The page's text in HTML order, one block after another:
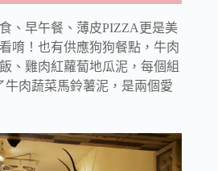
、早午餐、薄皮PIZZA更是美
唷！也有供應狗狗餐點，牛肉
、雞肉紅蘿蔔地瓜泥，每個組
牛肉蔬菜馬鈴薯泥，是兩個愛